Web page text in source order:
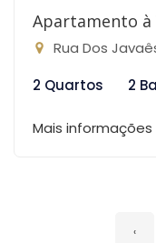
Apartamento à
Rua Dos Javaês,
2 Quartos
2
Mais informações
‹